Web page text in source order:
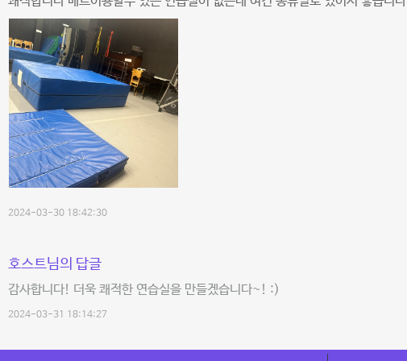
2024-03-30 18:42:30
호스트님의 답글
감사합니다! 더욱 쾌적한 연습실을 만들겠습니다~! :)
2024-03-31 18:14:27